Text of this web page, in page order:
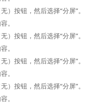
）按钮，然后选择“分屏”。
。
）按钮，然后选择“分屏”。
。
）按钮，然后选择“分屏”。
。
）按钮，然后选择“分屏”。
。